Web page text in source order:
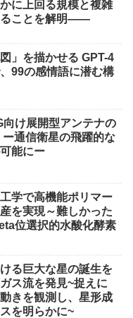
に上回る規模と複雑
ることを解明――
」を描かせる GPT-4
99の感情語に潜む構
向け展開型アンテナの
通信衛星の飛躍的な
能にー
学で高機能ポリマー
を実現～難しかった
位選択的水酸化酵素
る巨大な星の誕生を
ス流を発見~捉えに
きを観測し、星形成
を明らかに~